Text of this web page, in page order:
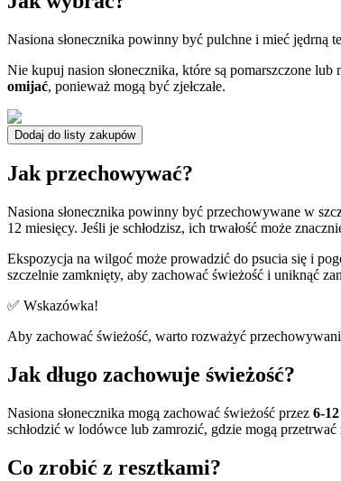
Nasiona słonecznika powinny być pulchne i mieć jędrną
Nie kupuj nasion słonecznika, które są pomarszczone
omijać, ponieważ mogą być zjełczałe.
Dodaj do listy zakupów
Jak przechowywać?
Nasiona słonecznika powinny być przechowywane w
12 miesięcy. Jeśli je schłodzisz, ich trwałość może
Ekspozycja na wilgoć może prowadzić do psucia się i
szczelnie zamknięty, aby zachować świeżość i uniknąć
✅ Wskazówka!
Aby zachować świeżość, warto rozważyć
Jak długo zachowuje świeżość?
Nasiona słonecznika mogą zachować świeżość przez 6-
schłodzić w lodówce lub zamrozić, gdzie mogą przetrwać
Co zrobić z resztkami?